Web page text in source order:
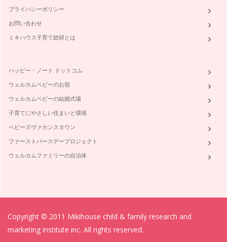
小学校受験のお試験は目前ですね。面接は始まっているかもし
れませんね。中学受験も、まもなく受…
そろそろ、長袖が恋しくなる季節。ショーウィンドーのディス
プレーも、秋冬ファッションに変わっ…
子供が居てもスタイリッシュなお部屋☆インテリアの色彩
やっと、朝晩は涼しくなって、秋の気配を感じられるようにな
子供の成長と色彩(赤ちゃん編)
私達は、産まれたばかりの時から、沢山の色に囲まれて過ごし
ています。 …
プライバシーポリシー
お問い合わせ
ミキハウス子育て総研とは
ハッピー・ノート ドットコム
ウェルカムベビーのお宿
ウェルカムベビーの結婚式場
子育てにやさしい住まいと環境
ベビーズヴァカンスタウン
ファーストバースデープロジェクト
ウェルカムファミリーの自治体
Copyright © 2011 Mikihouse child & family research and
marketing institute inc. All rights reserved.